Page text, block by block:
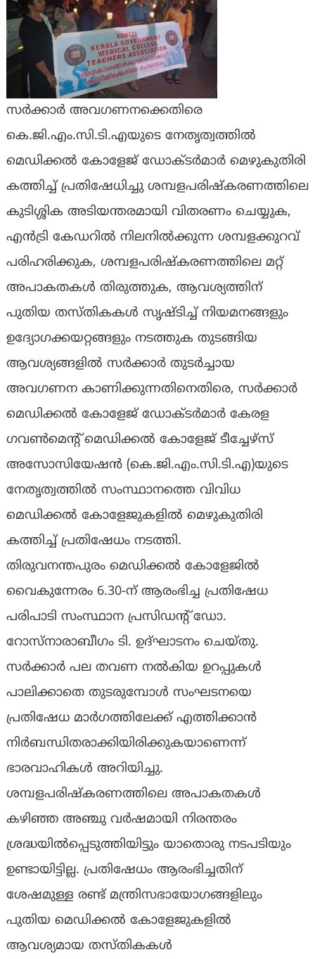
സർക്കാർ അവഗണനക്കെതിരെ
കെ.ജി.എം.സി.ടി.എയുടെ നേതൃത്വത്തിൽ
മെഡിക്കൽ കോളേജ് ഡോക്ടർമാർ മെഴുകുതിരി
കത്തിച്ച് പ്രതിഷേധിച്ചു ശമ്പളപരിഷ്കരണത്തിലെ
കുടിശ്ശിക അടിയന്തരമായി വിതരണം ചെയ്യുക,
എൻട്രി കേഡറിൽ നിലനിൽക്കുന്ന ശമ്പളക്കുറവ്
പരിഹരിക്കുക, ശമ്പളപരിഷ്കരണത്തിലെ മറ്റ്
അപാകതകൾ തിരുത്തുക, ആവശ്യത്തിന്
പുതിയ തസ്തികകൾ സൃഷ്ടിച്ച് നിയമനങ്ങളും
ഉദ്യോഗക്കയറ്റങ്ങളും നടത്തുക തുടങ്ങിയ
ആവശ്യങ്ങളിൽ സർക്കാർ തുടർച്ചായ
അവഗണന കാണിക്കുന്നതിനെതിരെ, സർക്കാർ
മെഡിക്കൽ കോളേജ് ഡോക്ടർമാർ കേരള
ഗവൺമെന്റ് മെഡിക്കൽ കോളേജ് ടീച്ചേഴ്‌സ്
അസോസിയേഷൻ (കെ.ജി.എം.സി.ടി.എ)യുടെ
നേതൃത്വത്തിൽ സംസ്ഥാനത്തെ വിവിധ
മെഡിക്കൽ കോളേജുകളിൽ മെഴുകുതിരി
കത്തിച്ച് പ്രതിഷേധം നടത്തി.
തിരുവനന്തപുരം മെഡിക്കൽ കോളേജിൽ
വൈകുന്നേരം 6.30-ന് ആരംഭിച്ച പ്രതിഷേധ
പരിപാടി സംസ്ഥാന പ്രസിഡന്റ് ഡോ.
റോസ്നാരാബീഗം ടി. ഉദ്ഘാടനം ചെയ്തു.
സർക്കാർ പല തവണ നൽകിയ ഉറപ്പുകൾ
പാലിക്കാതെ തുടരുമ്പോൾ സംഘടനയെ
പ്രതിഷേധ മാർഗത്തിലേക്ക് എത്തിക്കാൻ
നിർബന്ധിതരാക്കിയിരിക്കുകയാണെന്ന്
ഭാരവാഹികൾ അറിയിച്ചു.
ശമ്പളപരിഷ്കരണത്തിലെ അപാകതകൾ
കഴിഞ്ഞ അഞ്ചു വർഷമായി നിരന്തരം
ശ്രദ്ധയിൽപ്പെടുത്തിയിട്ടും യാതൊരു നടപടിയും
ഉണ്ടായിട്ടില്ല. പ്രതിഷേധം ആരംഭിച്ചതിന്
ശേഷമുള്ള രണ്ട് മന്ത്രിസഭായോഗങ്ങളിലും
പുതിയ മെഡിക്കൽ കോളേജുകളിൽ
ആവശ്യമായ തസ്തികകൾ